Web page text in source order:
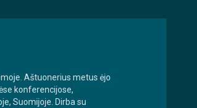
Aštuonerius metus ėjo
konferencijose,
Suomijoje. Dirba su